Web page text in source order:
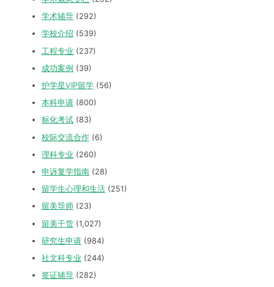
学术辅导 (292)
学校介绍 (539)
工程专业 (237)
成功案例 (39)
护学星VIP留学 (56)
本科申请 (800)
标化考试 (83)
校际交流合作 (6)
理科专业 (260)
申诉复学指南 (28)
留学生心理和生活 (251)
留美导师 (23)
留美干货 (1,027)
研究生申请 (984)
社文科专业 (244)
签证辅导 (282)